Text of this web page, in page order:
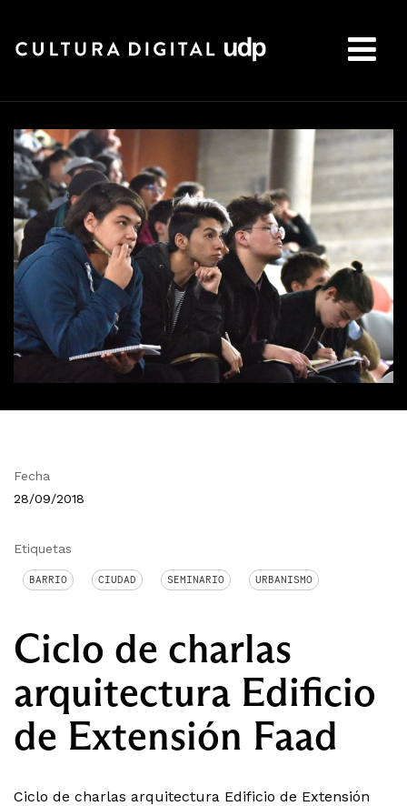
Fecha
28/09/2018
Etiquetas
BARRIO CIUDAD SEMINARIO URBANISMO
Ciclo de charlas
arquitectura Edificio
de Extensión Faad
Ciclo de charlas arquitectura Edificio de Extensión